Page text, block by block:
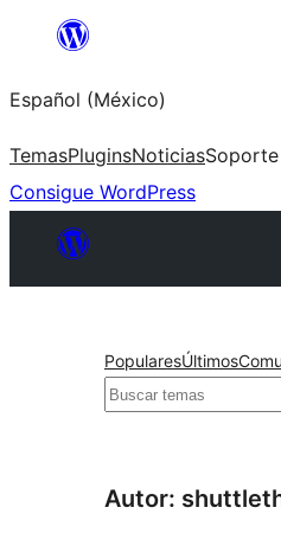
Saltar
contenido
Español (México)
TemasPluginsNoticiasSoporte
Consigue WordPress
PopularesÚltimos
Buscar
Autor: